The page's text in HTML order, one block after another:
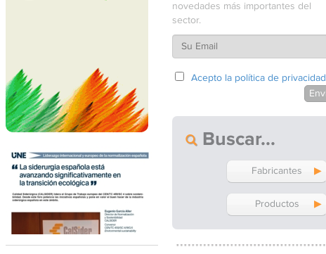
novedades más importantes del
sector.
Acepto la política de privacidad
Buscar
Fabricantes
Productos